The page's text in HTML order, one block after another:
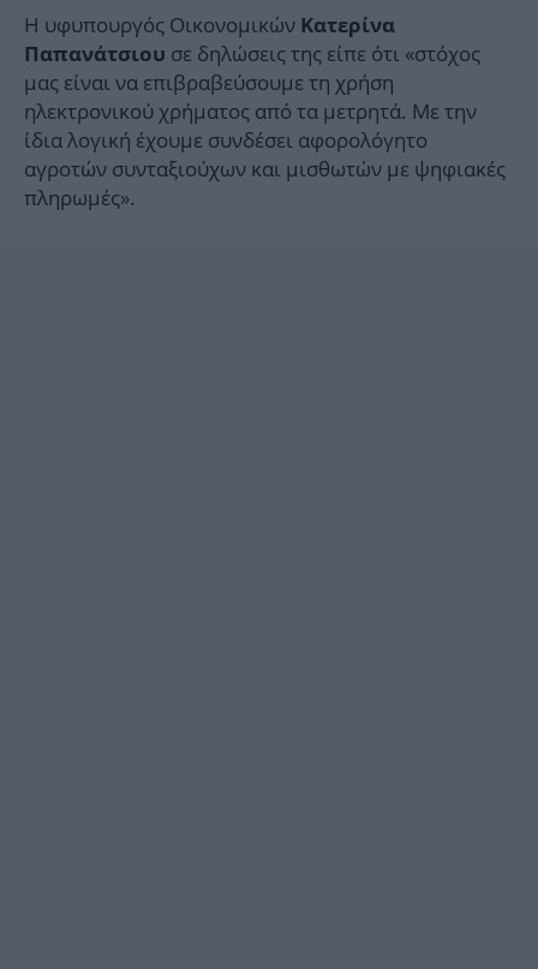
Η υφυπουργός Οικονομικών Κατερίνα
Παπανάτσιου σε δηλώσεις της είπε ότι «στόχος
μας είναι να επιβραβεύσουμε τη χρήση
ηλεκτρονικού χρήματος από τα μετρητά. Με την
ίδια λογική έχουμε συνδέσει αφορολόγητο
αγροτών συνταξιούχων και μισθωτών με ψηφιακές
πληρωμές».